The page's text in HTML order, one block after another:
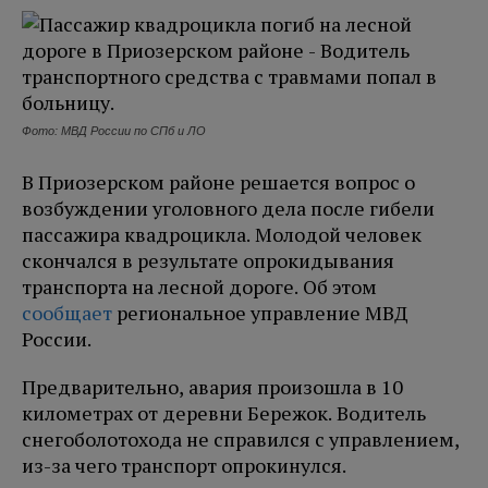
Фото: МВД России по СПб и ЛО
В Приозерском районе решается вопрос о
возбуждении уголовного дела после гибели
пассажира квадроцикла. Молодой человек
скончался в результате опрокидывания
транспорта на лесной дороге. Об этом
сообщает региональное управление МВД
России.
Предварительно, авария произошла в 10
километрах от деревни Бережок. Водитель
снегоболотохода не справился с управлением,
из-за чего транспорт опрокинулся.